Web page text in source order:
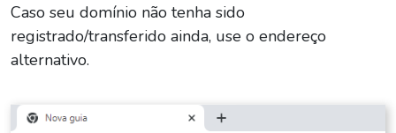
Caso seu domínio não tenha sido
registrado/transferido ainda, use o endereço
alternativo.